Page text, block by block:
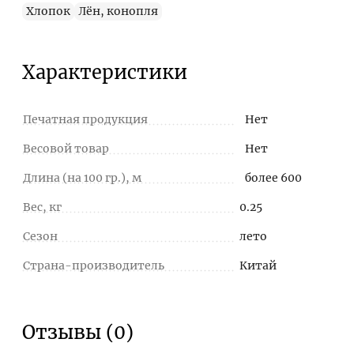
Хлопок Лён, конопля
Характеристики
Печатная продукция Нет
Весовой товар Нет
Длина (на 100 гр.), м более 600
Вес, кг 0.25
Сезон лето
Страна-производитель Китай
Отзывы (0)